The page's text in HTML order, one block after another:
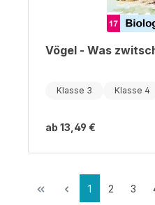
Vögel - Was
Klasse 3 Klasse 4
ab 13,49 €
1 2 3